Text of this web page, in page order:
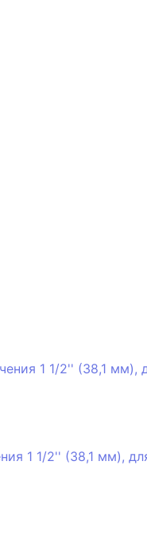
1 1/2'' (38,1 мм),